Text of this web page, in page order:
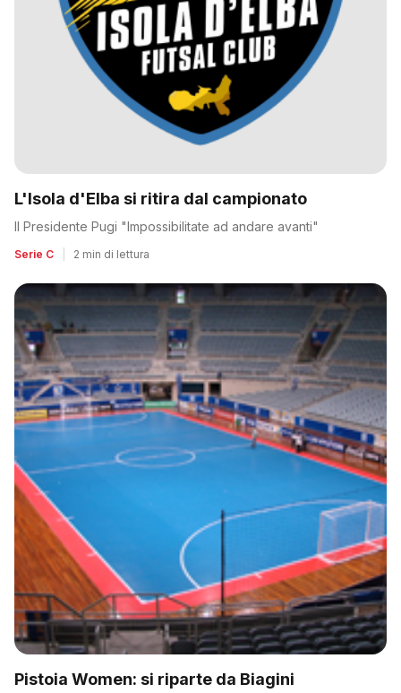
L'Isola d'Elba si ritira dal campionato
Il Presidente Pugi "Impossibilitate ad andare avanti"
Serie C 2 min di lettura
Pistoia Women: si riparte da Biagini